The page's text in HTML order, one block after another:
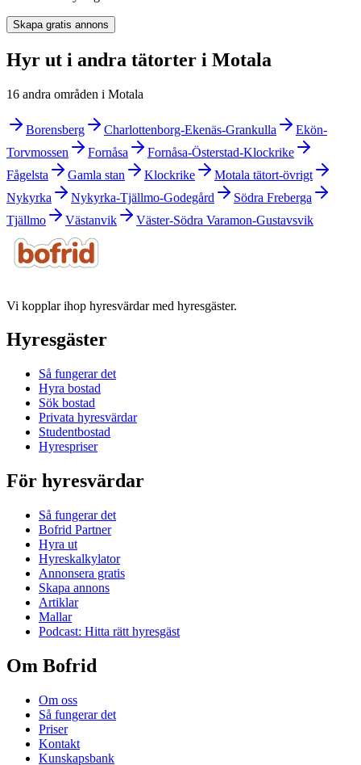
Skapa gratis annons
Hyr ut i andra tätorter i Motala
16 andra områden i Motala
Borensberg Charlottenborg-Ekenäs-Grankulla
Ekön-
Torvmossen
Fornåsa
Fornåsa-Österstad-Klockrike
Fågelsta
Gamla stan Klockrike
Motala tätort-övrigt
Nykyrka
Nykyrka-Tjällmo-Godegård
Södra Freberga
Tjällmo
Västanvik Väster-Södra Varamon-Gustavsvik
Vi kopplar ihop hyresvärdar med hyresgäster.
Hyresgäster
Så fungerar det
Hyra bostad
Sök bostad
Privata hyresvärdar
Studentbostad
Hyrespriser
För hyresvärdar
Så fungerar det
Bofrid Partner
Hyra ut
Hyreskalkylator
Annonsera gratis
Skapa annons
Artiklar
Mallar
Podcast: Hitta rätt hyresgäst
Om Bofrid
Om oss
Så fungerar det
Priser
Kontakt
Kunskapsbank